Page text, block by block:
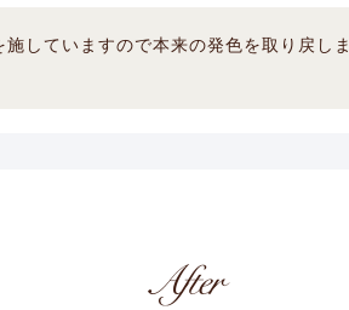
していますので本来の発色を取り戻しま